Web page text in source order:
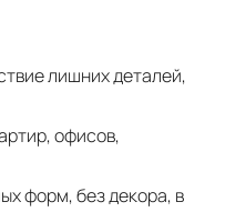
лишних деталей,
офисов,
форм, без декора, в